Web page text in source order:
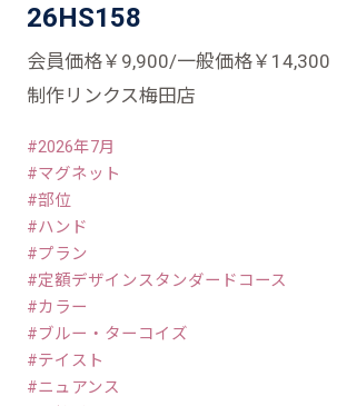
26HS158
会員価格￥9,900/一般価格￥14,300
制作リンクス梅田店
2026年7月
マグネット
部位
ハンド
プラン
定額デザインスタンダードコース
カラー
ブルー・ターコイズ
テイスト
ニュアンス